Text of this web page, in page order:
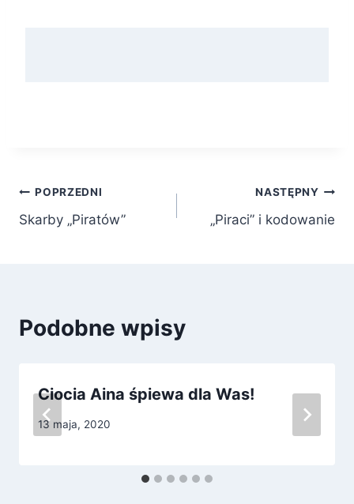
Nawigacja
wpisu
POPRZEDNI
Skarby „Piratów”
NASTĘPNY
„Piraci” i kodowanie
Podobne wpisy
Ciocia Aina śpiewa dla Was!
13 maja, 2020